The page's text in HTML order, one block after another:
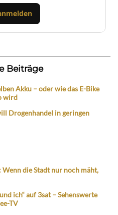
Beiträge
Akku – oder wie das E-Bike
wird
Drogenhandel in geringen
die Stadt nur noch mäht,
ich“ auf 3sat – Sehenswerte
TV